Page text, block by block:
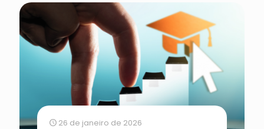
26 de janeiro de 2026